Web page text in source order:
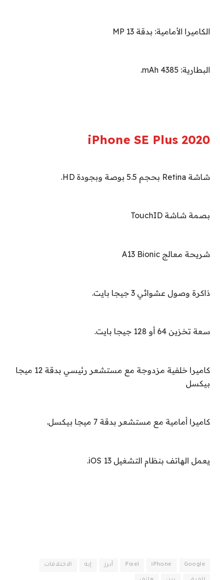
الكاميرا الأمامية: بدقة 13 MP
البطارية: 4385 mAh
.
iPhone SE Plus 2020
شاشة Retina بحجم 5.5 بوصة وبجودة HD
.
بصمة شاشة TouchID
شريحة معالج A13 Bionic
ذاكرة وصول عشوائي 3 جيجا بايت.
سعة تخزين 64 أو 128 جيجا بايت.
كاميرا خلفية مزدوجة مع مستشعر رئيسي بدقة 12 ميجا
بيكسل
كاميرا أمامية مع مستشعر بدقة 7 ميجا بيكسل.
يعمل الهاتف بنظام التشغيل iOS 13
.
Google
iPhone
Pixel أبرز إيه الاختلافات